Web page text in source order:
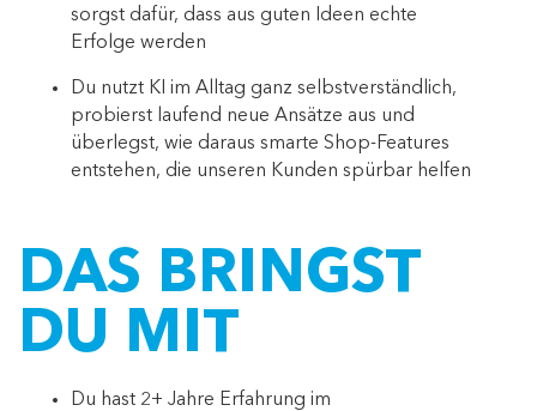
sorgst dafür, dass aus guten Ideen echte
Erfolge werden
Du nutzt KI im Alltag ganz selbstverständlich,
probierst laufend neue Ansätze aus und
überlegst, wie daraus smarte Shop-Features
entstehen, die unseren Kunden spürbar helfen
DAS BRINGST
DU MIT
Du hast 2+ Jahre Erfahrung im